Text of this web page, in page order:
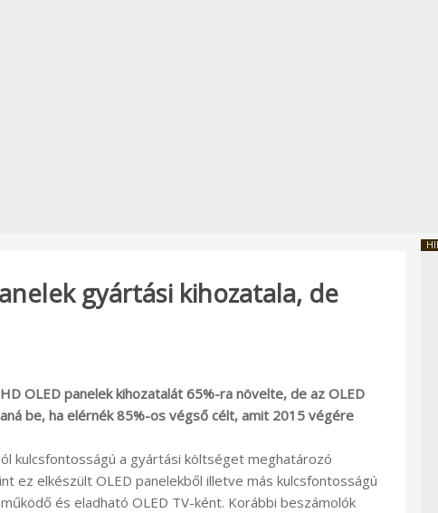
gyártási kihozatala, de
OLED panelek kihozatalát 65%-ra növelte, de az OLED
be, ha elérnék 85%-os végső célt, amit 2015 végére
kulcsfontosságú a gyártási költséget meghatározó
ez elkészült OLED panelekből illetve más kulcsfontosságú
és eladható OLED TV-ként. Korábbi beszámolók